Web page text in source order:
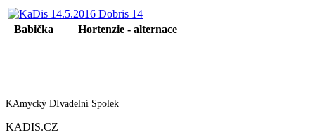
Babička Hortenzie - alternace
KAmycký DIvadelní Spolek
KADIS.CZ